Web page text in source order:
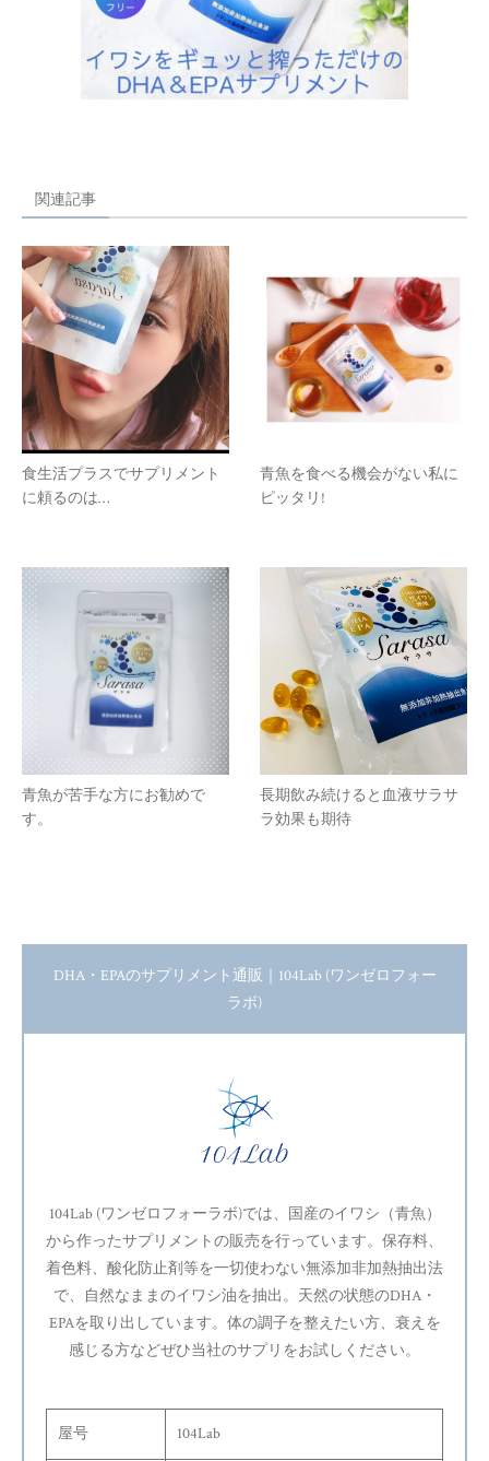
関連記事
食生活プラスでサプリメント
に頼るのは…
青魚を食べる機会がない私に
ピッタリ!
青魚が苦手な方にお勧めで
す。
長期飲み続けると血液サラサ
ラ効果も期待
DHA・EPAのサプリメント通販｜104Lab (ワンゼロフォー
ラボ)
104Lab (ワンゼロフォーラボ)では、国産のイワシ（青魚）
から作ったサプリメントの販売を行っています。保存料、
着色料、酸化防止剤等を一切使わない無添加非加熱抽出法
で、自然なままのイワシ油を抽出。天然の状態のDHA・
EPAを取り出しています。体の調子を整えたい方、衰えを
感じる方などぜひ当社のサプリをお試しください。
屋号 104Lab